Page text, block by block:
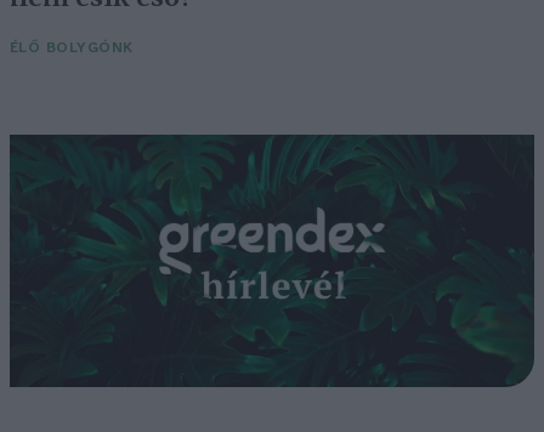
ÉLŐ BOLYGÓNK